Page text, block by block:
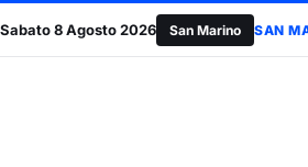
Sabato 8 Agosto 2026 San Marino SAN
con FIFA+ San Marino Junior